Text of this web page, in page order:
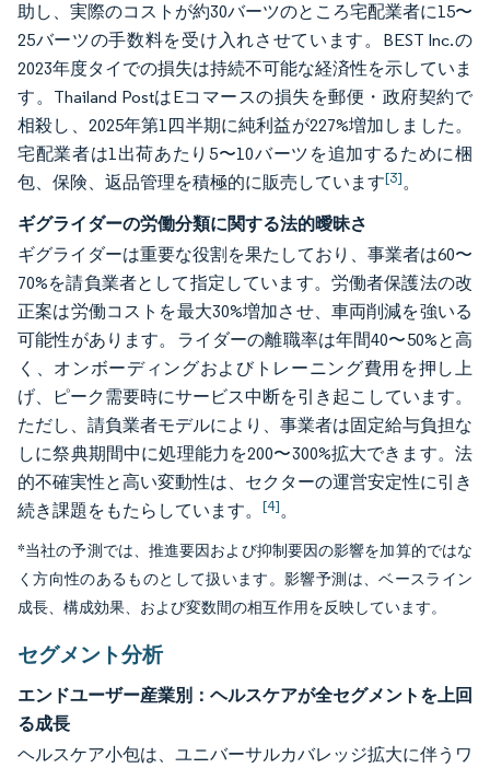
助し、実際のコストが約30バーツのところ宅配業者に15〜
25バーツの手数料を受け入れさせています。BEST Inc.の
2023年度タイでの損失は持続不可能な経済性を示していま
す。Thailand PostはEコマースの損失を郵便・政府契約で
相殺し、2025年第1四半期に純利益が227%増加しました。
宅配業者は1出荷あたり5〜10バーツを追加するために梱
包、保険、返品管理を積極的に販売しています[3]。
ギグライダーの労働分類に関する法的曖昧さ
ギグライダーは重要な役割を果たしており、事業者は60〜
70%を請負業者として指定しています。労働者保護法の改
正案は労働コストを最大30%増加させ、車両削減を強いる
可能性があります。ライダーの離職率は年間40〜50%と高
く、オンボーディングおよびトレーニング費用を押し上
げ、ピーク需要時にサービス中断を引き起こしています。
ただし、請負業者モデルにより、事業者は固定給与負担な
しに祭典期間中に処理能力を200〜300%拡大できます。法
的不確実性と高い変動性は、セクターの運営安定性に引き
続き課題をもたらしています。 [4]。
*当社の予測では、推進要因および抑制要因の影響を加算的ではな
く方向性のあるものとして扱います。影響予測は、ベースライン
成長、構成効果、および変数間の相互作用を反映しています。
セグメント分析
エンドユーザー産業別：ヘルスケアが全セグメントを上回
る成長
ヘルスケア小包は、ユニバーサルカバレッジ拡大に伴うワ